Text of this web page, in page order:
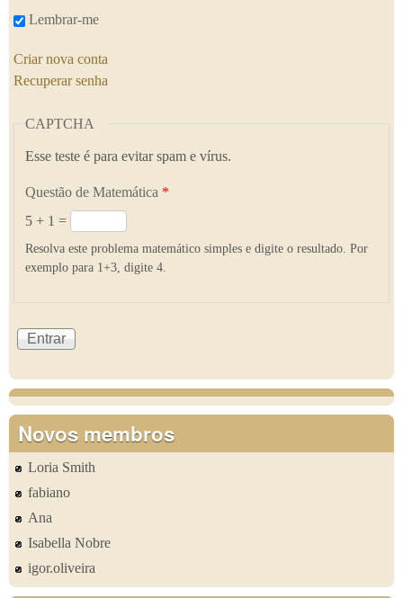
Lembrar-me
Criar nova conta
Recuperar senha
CAPTCHA
Esse teste é para evitar spam e vírus.
Questão de Matemática *
5 + 1 =
Resolva este problema matemático simples e digite o resultado. Por
exemplo para 1+3, digite 4.
Novos membros
Loria Smith
fabiano
Ana
Isabella Nobre
igor.oliveira